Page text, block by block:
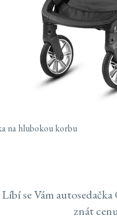
na hlubokou korbu
Líbí se Vám
znát